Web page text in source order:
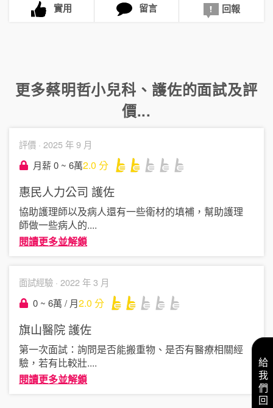
實用 留言 回報
更多蔡明哲小兒科 、 護佐的面試及評
價...
評價 · 2025 年 9 月
月薪 0 ~ 6萬2.0 分
惠民人力公司 護佐
協助護理師以及病人還有一些衛材的填補，幫助護理
師做一些病人的....
閱讀更多並解鎖
面試經驗 · 2022 年 3 月
0 ~ 6萬 / 月2.0 分
旗山醫院護佐
第一次面試：詢問是否能搬重物、是否有醫療相關經
驗，若有比較壯....
閱讀更多並解鎖
給我們回饋